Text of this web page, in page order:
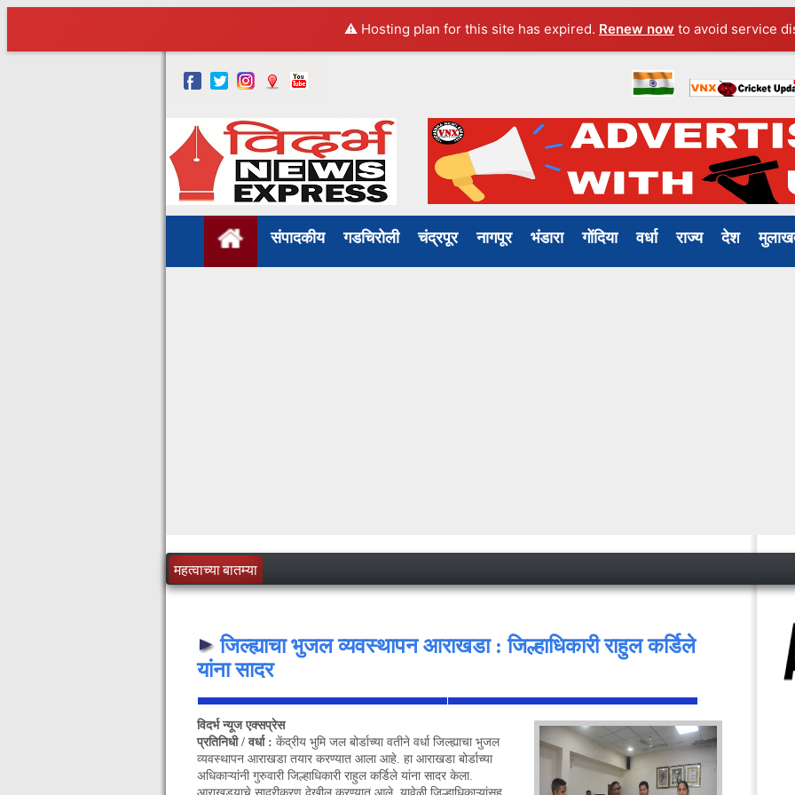
⚠️ Hosting plan for this site has expired. Renew now to avoid service
संपादकीय गडचिरोली चंद्रपूर नागपूर भंडारा गोंदिया वर्धा राज्य देश
महत्वाच्या बातम्या
जिल्ह्याचा भुजल व्यवस्थापन आराखडा : जिल्हाधिकारी राहुल कर्डिले
यांना सादर
विदर्भ न्यूज एक्सप्रेस
प्रतिनिधी / वर्धा : केंद्रीय भुमि जल बोर्डाच्या वतीने वर्धा जिल्ह्याचा भुजल
व्यवस्थापन आराखडा तयार करण्यात आला आहे. हा आराखडा बोर्डाच्या
अधिकाऱ्यांनी गुरुवारी जिल्हाधिकारी राहुल कर्डिले यांना सादर केला.